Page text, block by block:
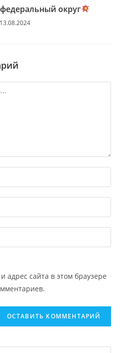
округ
13.08.2024
адрес сайта в этом браузере